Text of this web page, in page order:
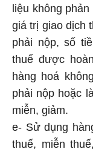
liệu không
giá trị giao dịch
phải nộp, số
thuế được
hàng hoá
phải nộp hoặc
miễn, giảm.
e- Sử dụng
thuế, miễn